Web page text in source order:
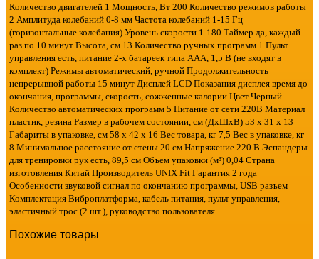
Количество двигателей 1 Мощность, Вт 200 Количество режимов работы
2 Амплитуда колебаний 0-8 мм Частота колебаний 1-15 Гц
(горизонтальные колебания) Уровень скорости 1-180 Таймер да, каждый
раз по 10 минут Высота, см 13 Количество ручных программ 1 Пульт
управления есть, питание 2-х батареек типа ААА, 1,5 В (не входят в
комплект) Режимы автоматический, ручной Продолжительность
непрерывной работы 15 минут Дисплей LCD Показания дисплея время до
окончания, программы, скорость, сожженные калории Цвет Черный
Количество автоматических программ 5 Питание от сети 220В Материал
пластик, резина Размер в рабочем состоянии, см (ДхШхВ) 53 х 31 х 13
Габариты в упаковке, см 58 х 42 х 16 Вес товара, кг 7,5 Вес в упаковке, кг
8 Минимальное расстояние от стены 20 см Напряжение 220 В Эспандеры
для тренировки рук есть, 89,5 см Объем упаковки (м³) 0,04 Страна
изготовления Китай Производитель UNIX Fit Гарантия 2 года
Особенности звуковой сигнал по окончанию программы, USB разъем
Комплектация Виброплатформа, кабель питания, пульт управления,
эластичный трос (2 шт.), руководство пользователя
Похожие товары